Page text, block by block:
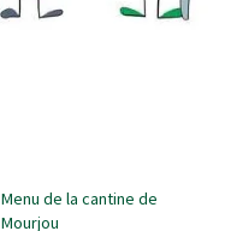
Menu de la cantine de
Mourjou